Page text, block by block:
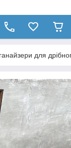
для